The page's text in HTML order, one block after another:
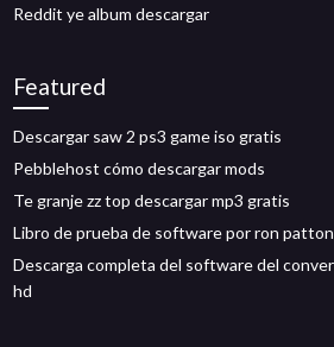
Reddit ye album descargar
Featured
Descargar saw 2 ps3 game iso gratis
Pebblehost cómo descargar mods
Te granje zz top descargar mp3 gratis
Libro de prueba de software por ron
Descarga completa del software del
hd